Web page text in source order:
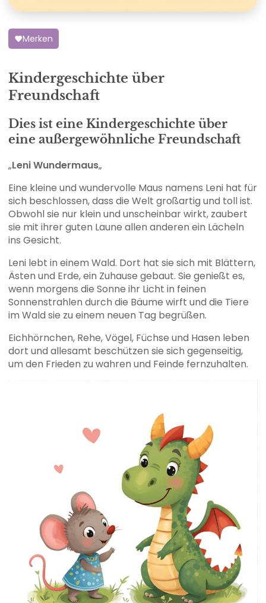
Merken
Kindergeschichte über
Freundschaft
Dies ist eine Kindergeschichte über
eine außergewöhnliche Freundschaft
„Leni Wundermaus„
Eine kleine und wundervolle Maus namens Leni hat für
sich beschlossen, dass die Welt großartig und toll ist.
Obwohl sie nur klein und unscheinbar wirkt, zaubert
sie mit ihrer guten Laune allen anderen ein Lächeln
ins Gesicht.
Leni lebt in einem Wald. Dort hat sie sich mit Blättern,
Ästen und Erde, ein Zuhause gebaut. Sie genießt es,
wenn morgens die Sonne ihr Licht in feinen
Sonnenstrahlen durch die Bäume wirft und die Tiere
im Wald sie zu einem neuen Tag begrüßen.
Eichhörnchen, Rehe, Vögel, Füchse und Hasen leben
dort und allesamt beschützen sie sich gegenseitig,
um den Frieden zu wahren und Feinde fernzuhalten.